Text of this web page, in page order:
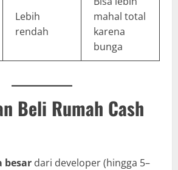
Lebih
rendah
mahal total
karena
bunga
Beli Rumah Cash
besar dari developer (hingga 5–